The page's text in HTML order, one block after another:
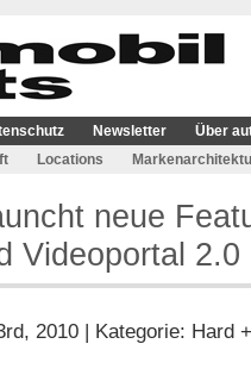
Newsletter
Über
Locations
neue
Videoportal 2.0
2010 | Kategorie: Hard